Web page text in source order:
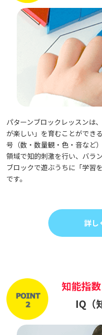
パターンブロックレッスンは
が楽しい」を育むことができ
号（数・数量観・色・音など
領域で知的刺激を行い、バラ
ブロックで遊ぶうちに「学習
です。
詳し
知能指
IQ（